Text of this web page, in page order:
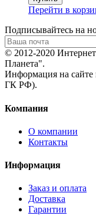
Перейти в
Подписывайтесь на
© 2012-2020
Планета".
Информация на сайте
ГК РФ).
Компания
О компании
Контакты
Информация
Заказ и оплата
Доставка
Гарантии